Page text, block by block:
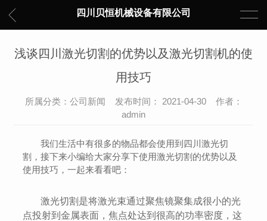
四川贝恒机械设备有限公司
浅谈四川激光切割的优势以及激光切割机的使
用技巧
所属分类：公司新闻 发布时间： 2021-04-30 作者：
admin
我们生活中有很多的物品都会使用到四川激光切
割，接下来小编给大家分享下使用激光切割的优势以及
使用技巧，一起来看看吧：
激光切割是将激光束通过聚焦镜聚集成很小的光
点投射到金属表面，焦点处达到很高的功率密度，这